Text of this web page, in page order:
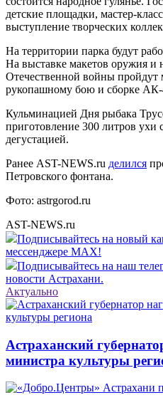
детские площадки, мастер-
выступление творческих
На территории парка будут
На выставке макетов оружия и
Отечественной войны пройдут
рукопашному бою и сборке АК-
Кульминацией Дня рыбака
приготовление 300 литров ухи
дегустацией.
Ранее AST-NEWS.ru делился
Петровского фонтана.
Фото: astrgorod.ru
AST-NEWS.ru
Подписывайтесь на новый
мессенджере MAX!
Подписывайтесь на наш
новости Астрахани.
Актуально
Астраханский
министра культуры